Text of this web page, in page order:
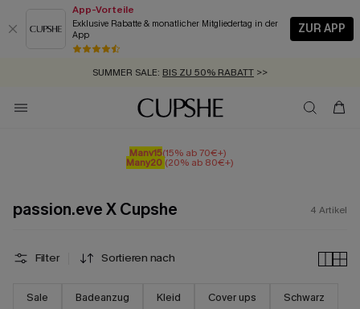
App-Vorteile
Exklusive Rabatte & monatlicher Mitgliedertag in der
App
ZUR APP
GRATIS MASSBAND MIT JEDEM SCHNELLVERSAND-ARTIKEL >>
SUMMER SALE: BIS ZU 50% RABATT >>
ZUM NEWSLETTER:BIS ZU -20% EXTRA ERHALTEN
KOSTENLOSER VERSAND AB 89 €
Many15(15% ab 70€+)
Many20 (20% ab 80€+)
passion.eve X Cupshe 4 Artikel
Filter Sortieren nach
Sale Badeanzug Kleid Cover ups Schwarz